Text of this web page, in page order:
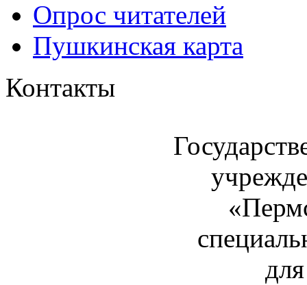
Опрос читателей
Пушкинская карта
Контакты